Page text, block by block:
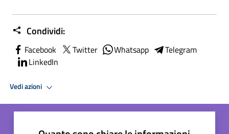
Condividi:
Facebook Twitter Whatsapp
Telegram
LinkedIn
Vedi azioni